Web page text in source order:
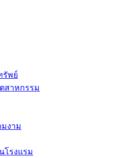
รัพย์
สาหกรรม
งาม
โรงแรม